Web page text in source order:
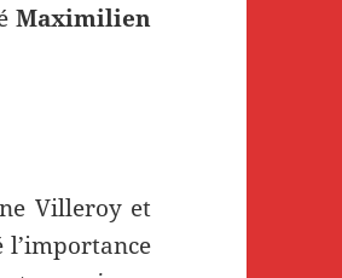
Maximilien
Villeroy et
l’importance